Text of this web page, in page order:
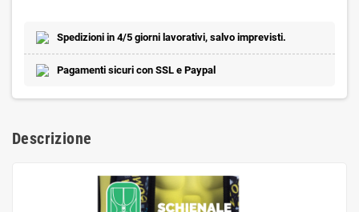
Spedizioni in 4/5 giorni lavorativi, salvo imprevisti.
Pagamenti sicuri con SSL e Paypal
Descrizione